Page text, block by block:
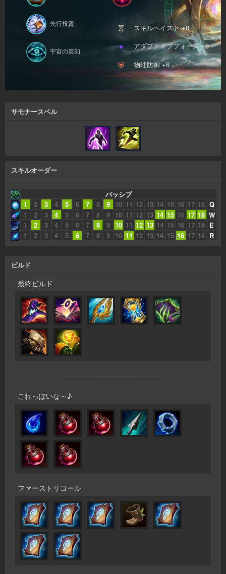
先行投資
宇宙の英知
スキルヘイスト +8
アダプティブフォース +9
物理防御 +6
サモナースペル
スキルオーダー
パッシブ
1
2 3 4 5 6 7 8 9 10 11 12 13 14 15 16 17 18 Q
1
2 3 4 5 6 7 8 9 10 11 12 13 14 15 16 17 18 W
1
2 3 4 5 6 7 8 9 10 11 12 13 14 15 16 17 18 E
1
2 3 4 5 6 7 8 9 10 11 12 13 14 15 16 17 18 R
ビルド
最終ビルド
これっぽいな～♪
ファーストリコール